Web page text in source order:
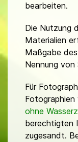
bearbeiten.
Die Nutzung
Materialien
Maßgabe
Nennung von
Für
ohne
berechtigten
zugesandt.